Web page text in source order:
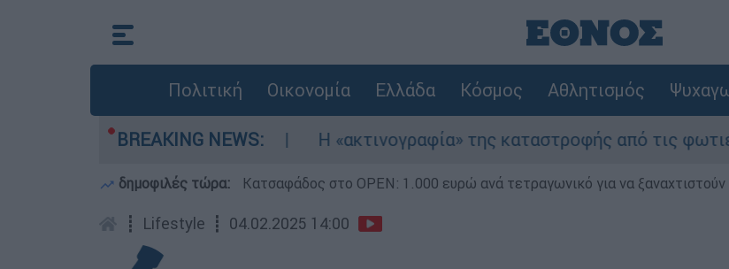
Πολιτική Οικονομία Ελλάδα Κόσμος Αθλητισμός
BREAKING NEWS:
τρία αεροσκάφη Η «ακτινογραφία» της καταστροφής από τις φωτιές στη
δημοφιλές τώρα: Κατσαφάδος στο OPEN: 1.000 ευρώ ανά τετραγωνικό για να ξαναχτιστούν
┋ Lifestyle ┋ 04.02.2025 14:00